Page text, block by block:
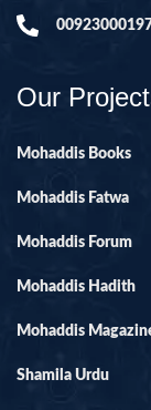
Our
Mohaddis Books
Mohaddis Fatwa
Mohaddis Forum
Mohaddis Hadith
Mohaddis
Shamila Urdu